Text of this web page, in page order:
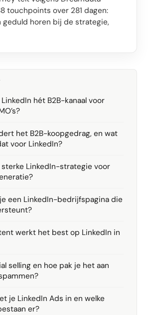
touchpoints over 281 dagen:
geduld horen bij de strategie,
hét B2B-kanaal voor
het B2B-koopgedrag, en wat
voor LinkedIn?
sterke LinkedIn-strategie voor
een LinkedIn-bedrijfspagina die
werkt het best op LinkedIn in
selling en hoe pak je het aan
je LinkedIn Ads in en welke
er?